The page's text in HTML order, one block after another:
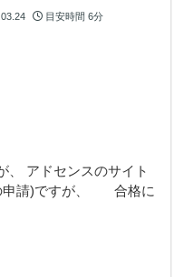
目安時間 6分
アドセンスのサイト
申請)ですが、 合格に